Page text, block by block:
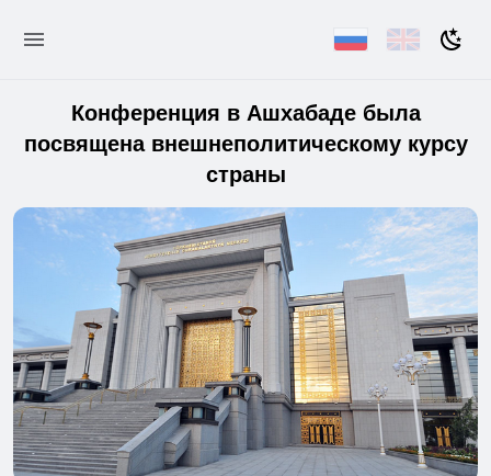
Конференция в Ашхабаде была
посвящена внешнеполитическому курсу
страны